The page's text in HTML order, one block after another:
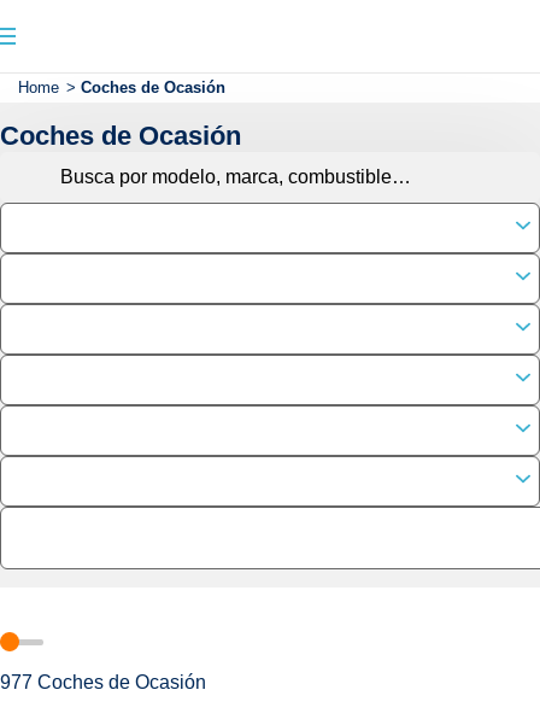
Home > Coches de Ocasión
Coches de Ocasión
977 Coches de Ocasión